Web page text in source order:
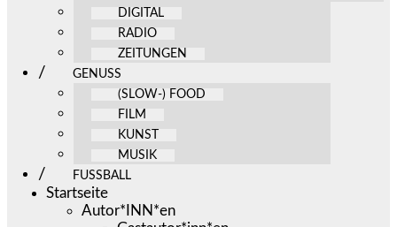
DIGITAL
RADIO
ZEITUNGEN
GENUSS
(SLOW-) FOOD
FILM
KUNST
MUSIK
FUSSBALL
Startseite
Autor*INN*en